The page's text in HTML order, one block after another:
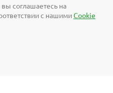
соглашаетесь на
с нашимиCookiе